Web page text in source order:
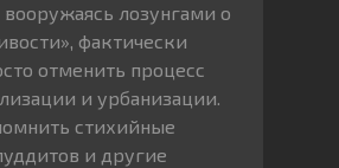
лозунгами о
фактически
отменить процесс
и урбанизации.
стихийные
и другие